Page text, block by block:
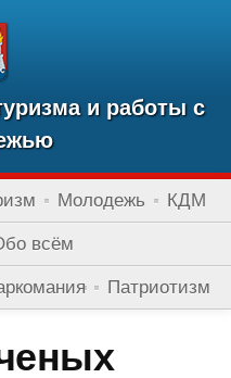
и работы с
Молодежь КДМ
всём
Патриотизм